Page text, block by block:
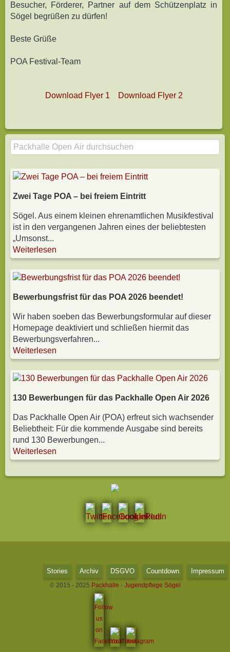
Besucher, Förderer, Partner auf dem Schützenplatz in
Sögel begrüßen zu dürfen!
Beste Grüße
POA Festival-Team
Download Flyer 1 Download Flyer 2
Zwei Tage POA – bei freiem Eintritt
Sögel. Aus einem kleinen ehrenamtlichen Musikfestival
ist in den vergangenen Jahren eines der beliebtesten
„Umsonst...
Weiterlesen
Bewerbungsfrist für das POA 2026 beendet!
Wir haben soeben das Bewerbungsformular auf dieser
Homepage deaktiviert und schließen hiermit das
Bewerbungsverfahren...
Weiterlesen
130 Bewerbungen für das Packhalle Open Air 2026
Das Packhalle Open Air (POA) erfreut sich wachsender
Beliebtheit: Für die kommende Ausgabe sind bereits
rund 130 Bewerbungen...
Weiterlesen
Impressum
Countdown
DSGVO
Archiv
Stories
© 2015 - 2025 Packhalle - Jugendpflege Sögel